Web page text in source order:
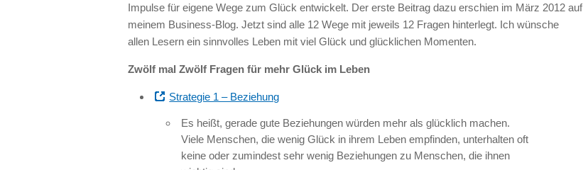
Impulse für eigene Wege zum Glück entwickelt. Der erste Beitrag dazu erschien im März 2012 auf
meinem Business-Blog. Jetzt sind alle 12 Wege mit jeweils 12 Fragen hinterlegt. Ich wünsche
allen Lesern ein sinnvolles Leben mit viel Glück und glücklichen Momenten.
Zwölf mal Zwölf Fragen für mehr Glück im Leben
Strategie 1 – Beziehung
Es heißt, gerade gute Beziehungen würden mehr als glücklich machen.
Viele Menschen, die wenig Glück in ihrem Leben empfinden, unterhalten oft
keine oder zumindest sehr wenig Beziehungen zu Menschen, die ihnen